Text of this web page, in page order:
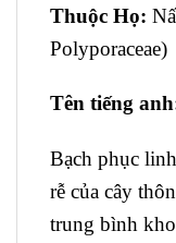
Thuộc Họ:
Polyporaceae)
Tên tiếng
Bạch phục
rễ của cây
trung bình